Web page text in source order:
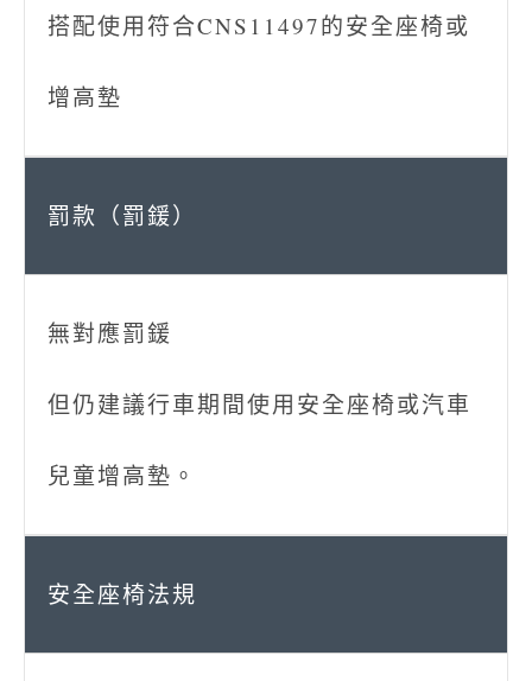
搭配使用符合CNS11497的安全座椅或
增高墊
無對應罰鍰
但仍建議行車期間使用安全座椅或汽車
兒童增高墊。